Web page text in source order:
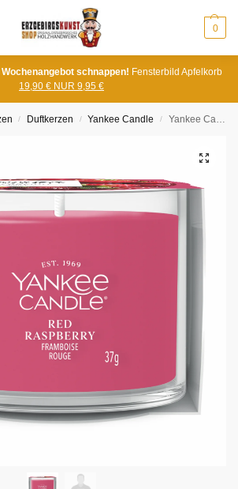
0
schnappen! Fensterbild Apfelkorb
19,90 € NUR 9,95 €
/ Duftkerzen / Yankee Candle / Yankee Candle Red Raspberry Mini